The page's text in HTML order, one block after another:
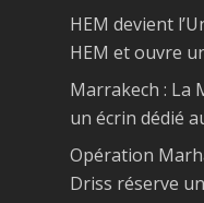
HEM devient
HEM et ouvre
Marrakech : La
un écrin dédié
Opération
Driss réserve